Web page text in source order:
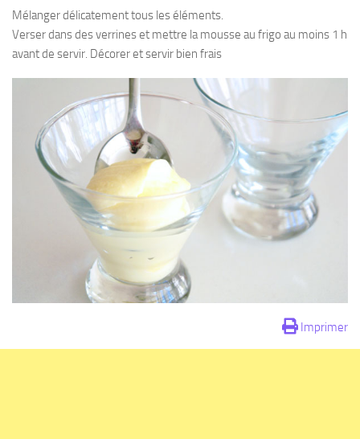
Mélanger délicatement tous les éléments.
Verser dans des verrines et mettre la mousse au frigo au moins 1 h
avant de servir. Décorer et servir bien frais
Imprimer